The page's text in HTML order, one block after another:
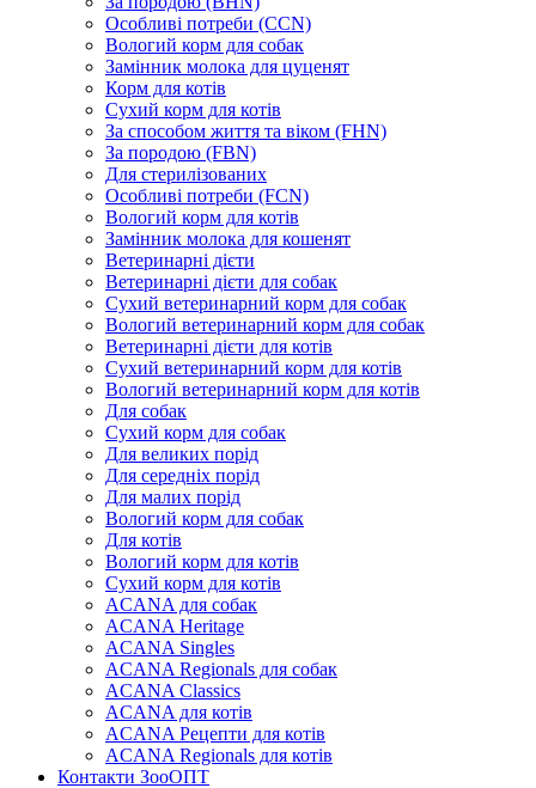
Особливі потреби (CCN)
Вологий корм для собак
Замінник молока для цуценят
Корм для котів
Сухий корм для котів
За способом життя та віком (FHN)
За породою (FBN)
Для стерилізованих
Особливі потреби (FCN)
Вологий корм для котів
Замінник молока для кошенят
Ветеринарні дієти
Ветеринарні дієти для собак
Сухий ветеринарний корм для собак
Вологий ветеринарний корм для собак
Ветеринарні дієти для котів
Сухий ветеринарний корм для котів
Вологий ветеринарний корм для котів
Для собак
Сухий корм для собак
Для великих порід
Для середніх порід
Для малих порід
Вологий корм для собак
Для котів
Вологий корм для котів
Сухий корм для котів
ACANA для собак
ACANA Heritage
ACANA Singles
ACANA Regionals для собак
ACANA Classics
ACANA для котів
ACANA Рецепти для котів
ACANA Regionals для котів
Контакти ЗооОПТ